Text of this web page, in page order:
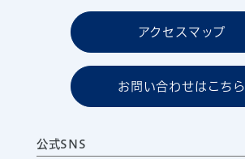
アクセスマップ
お問い合わせはこちら
公式SNS